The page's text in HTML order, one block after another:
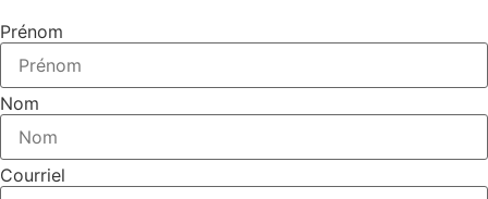
Prénom
Nom
Courriel